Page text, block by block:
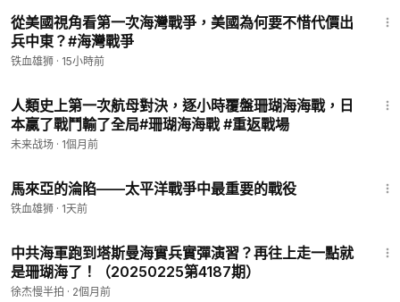
從美國視角看第一次海灣戰爭，美國為何要不惜代價出
兵中東？#海灣戰爭
铁血雄狮 · 15小時前
人類史上第一次航母對決，逐小時覆盤珊瑚海海戰，日
本贏了戰鬥輸了全局#珊瑚海海戰 #重返戰場
未来战场 · 1個月前
馬來亞的淪陷——太平洋戰爭中最重要的戰役
铁血雄狮 · 1天前
中共海軍跑到塔斯曼海實兵實彈演習？再往上走一點就
是珊瑚海了！（20250225第4187期）
徐杰慢半拍 · 2個月前